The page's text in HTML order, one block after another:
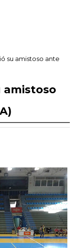
su amistoso ante
amistoso